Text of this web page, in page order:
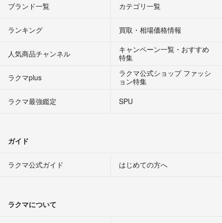
ブランド一覧 カテゴリ一覧
ランキング 買取・相場価格情報
人気商品チャンネル
キャンペーン一覧・おすすめ
特集
ラクマplus
ラクマ公式ショップ ファッシ
ョン特集
ラクマ最強鑑定
SPU
ガイド
ラクマ公式ガイド はじめての方へ
ラクマについて